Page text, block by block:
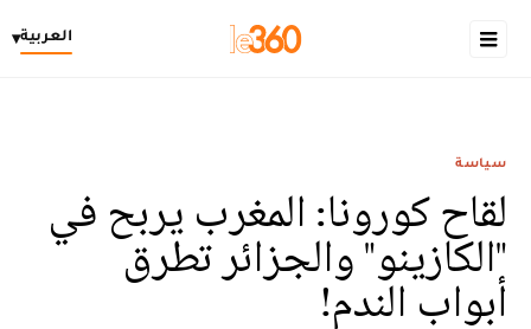
العربية▾
سياسة
لقاح كورونا: المغرب يربح في
"الكازينو" والجزائر تطرق
أبواب الندم!